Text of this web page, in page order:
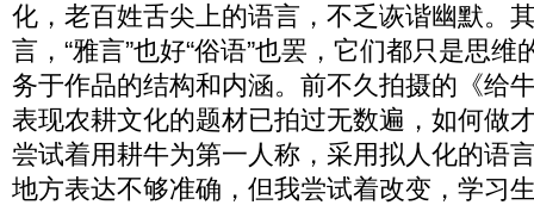
化，老百姓舌尖上的语言，不乏诙谐幽默。
言，“雅言”也好“俗语”也罢，它们都只是思
务于作品的结构和内涵。前不久拍摄的《给
表现农耕文化的题材已拍过无数遍，如何做
尝试着用耕牛为第一人称，采用拟人化的语
地方表达不够准确，但我尝试着改变，学习